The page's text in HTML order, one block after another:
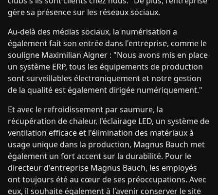
gère sa présence sur les réseaux sociaux.
Au-delà des médias sociaux, la numérisation a
également fait son entrée dans l'entreprise, comme le
souligne Maximilian Aigner : "Nous avons mis en place
un système ERP, tous les équipements de production
sont surveillables électroniquement et notre gestion
de la qualité est également dirigée numériquement."
Et avec le refroidissement par saumure, la
récupération de chaleur, l'éclairage LED, un système de
ventilation efficace et l'élimination des matériaux à
usage unique dans la production, Magnus Bauch met
également un fort accent sur la durabilité. Pour le
directeur d'entreprise Magnus Bauch, les employés
ont toujours été au cœur de ses préoccupations. Avec
eux, il souhaite également à l'avenir conserver le site